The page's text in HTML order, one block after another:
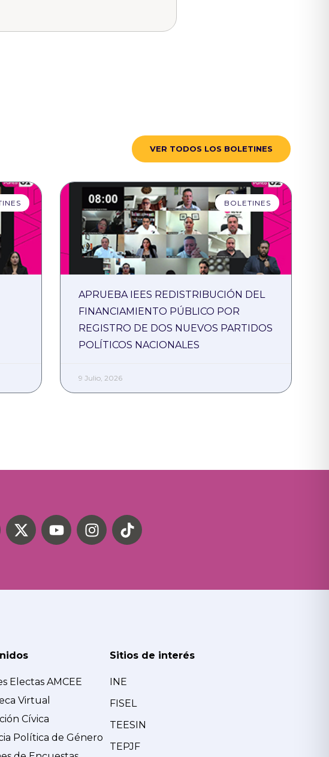
VER TODOS LOS BOLETINES
BOLETINES
APRUEBA IEES REDISTRIBUCIÓN DEL
FINANCIAMIENTO PÚBLICO POR
REGISTRO DE DOS NUEVOS PARTIDOS
POLÍTICOS NACIONALES
9 Julio, 2026
Electas AMCEE
Virtual
Cívica
Política de Género
Sitios de interés
INE
FISEL
TEESIN
TEPJF